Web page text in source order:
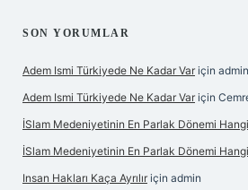
SON YORUMLAR
Adem Ismi Türkiyede Ne Kadar Var için admin
Adem Ismi Türkiyede Ne Kadar Var için
İSlam Medeniyetinin En Parlak Dönemi
İSlam Medeniyetinin En Parlak Dönemi
Insan Hakları Kaça Ayrılır için admin